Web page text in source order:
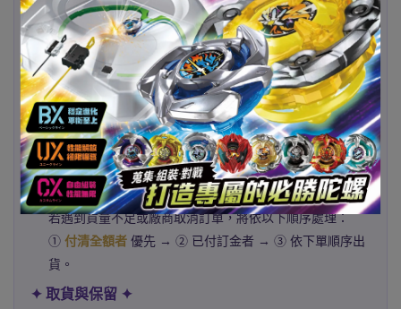
✦ 預購商品注意事項 ✦
預購商品可能因官方延期而延後出貨，恕不另行個別通
知 。
請於商品結單日前完成下標，商品名稱尾碼皆標註結單
日。
例如：xxx0628表示 6 月 28 日結單。
不同到貨月份之預購商品請分開下標。
✦ 出貨與順序 ✦
若遇到貨量不足或廠商取消訂單，將依以下順序處理：
① 付清全額者 優先 → ② 已付訂金者 → ③ 依下單順序出
貨。
✦ 取貨與保留 ✦